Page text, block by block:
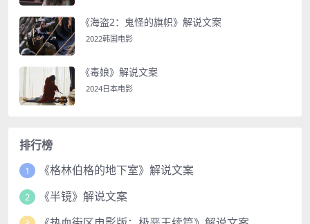
《海盗2：鬼怪的旗帜》解说文案
2022韩国电影
《毒娘》解说文案
2024日本电影
排行榜
1 《格林伯格的地下室》解说文案
2 《半镜》解说文案